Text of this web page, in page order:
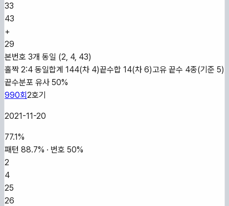
33
43
+
29
본번호 3개 동일 (2, 4, 43)
홀짝 2:4 동일합계 144(차 4)끝수합 14(차 6)고유 끝수 4종(기준 5)
끝수분포 유사 50%
990회2호기
2021-11-20
77.1%
패턴 88.7% · 번호 50%
2
4
25
26